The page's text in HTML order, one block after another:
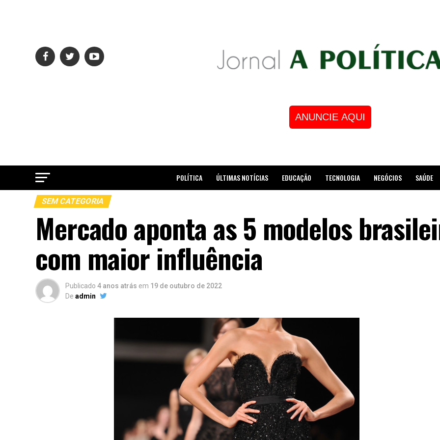
ANUNCIE AQUI
POLÍTICA ÚLTIMAS NOTÍCIAS EDUCAÇÃO TECNOLOGIA NEGÓCIOS SAÚDE
SEM CATEGORIA
Mercado aponta as 5 modelos
com maior influência
Publicado 4 anos atrás em 19 de outubro de 2022
De admin